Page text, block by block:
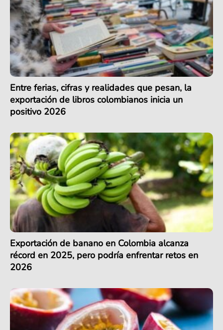
Entre ferias, cifras y realidades que pesan, la
exportación de libros colombianos inicia un
positivo 2026
Exportación de banano en Colombia alcanza
récord en 2025, pero podría enfrentar retos en
2026